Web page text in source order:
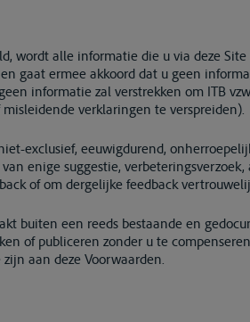
wordt alle informatie die u via deze
gaat ermee akkoord dat u geen
informatie zal verstrekken om ITB
verklaringen te verspreiden).
exclusief, eeuwigdurend,
enige suggestie,
of om dergelijke feedback
buiten een reeds bestaande en
of publiceren zonder u te
aan deze Voorwaarden.